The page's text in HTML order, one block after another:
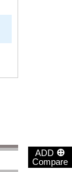
ADD ⊕
Compare